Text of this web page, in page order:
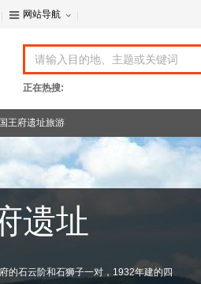
网站导航
正在热搜:
王府遗址旅游
遗址
的石云阶和石狮子一对，1932年建的四